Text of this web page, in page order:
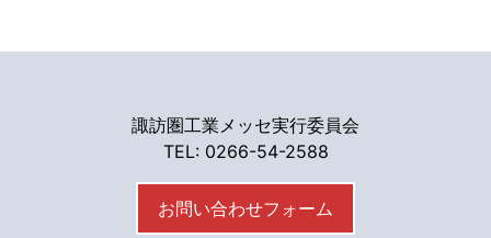
諏訪圏工業メッセ実行委員会
TEL: 0266-54-2588
お問い合わせフォーム